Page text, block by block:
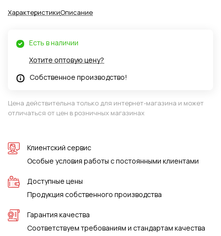
ХарактеристикиОписание
Есть в наличии
Хотите оптовую цену?
Собственное производство!
Цена действительна только для интернет-магазина и может
отличаться от цен в розничных магазинах
Клиентский сервис
Особые условия работы с постоянными клиентами
Доступные цены
Продукция собственного производства
Гарантия качества
Соответствуем требованиям и стандартам качества